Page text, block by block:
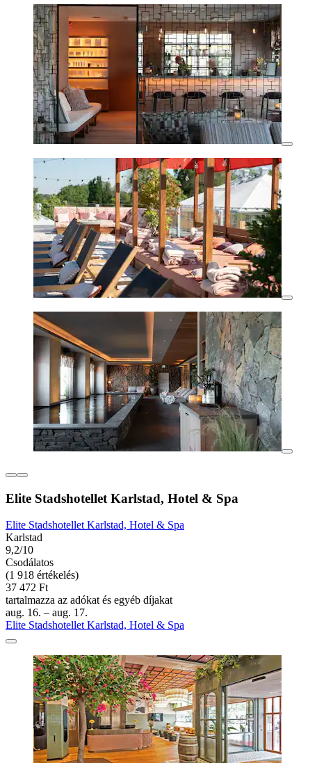
Elite Stadshotellet Karlstad, Hotel & Spa
Elite Stadshotellet Karlstad, Hotel & Spa
Karlstad
9,2/10
Csodálatos
(1 918 értékelés)
37 472 Ft
tartalmazza az adókat és egyéb díjakat
aug. 16. – aug. 17.
Elite Stadshotellet Karlstad, Hotel & Spa